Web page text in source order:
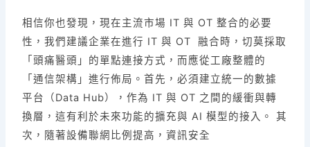
相信你也發現，現在主流市場 IT 與 OT 整合的必要
性，我們建議企業在進行 IT 與 OT 融合時，切莫採取
「頭痛醫頭」的單點連接方式，而應從工廠整體的
「通信架構」進行佈局。首先，必須建立統一的數據
平台（Data Hub），作為 IT 與 OT 之間的緩衝與轉
換層，這有利於未來功能的擴充與 AI 模型的接入。 其
次，隨著設備聯網比例提高，資訊安全